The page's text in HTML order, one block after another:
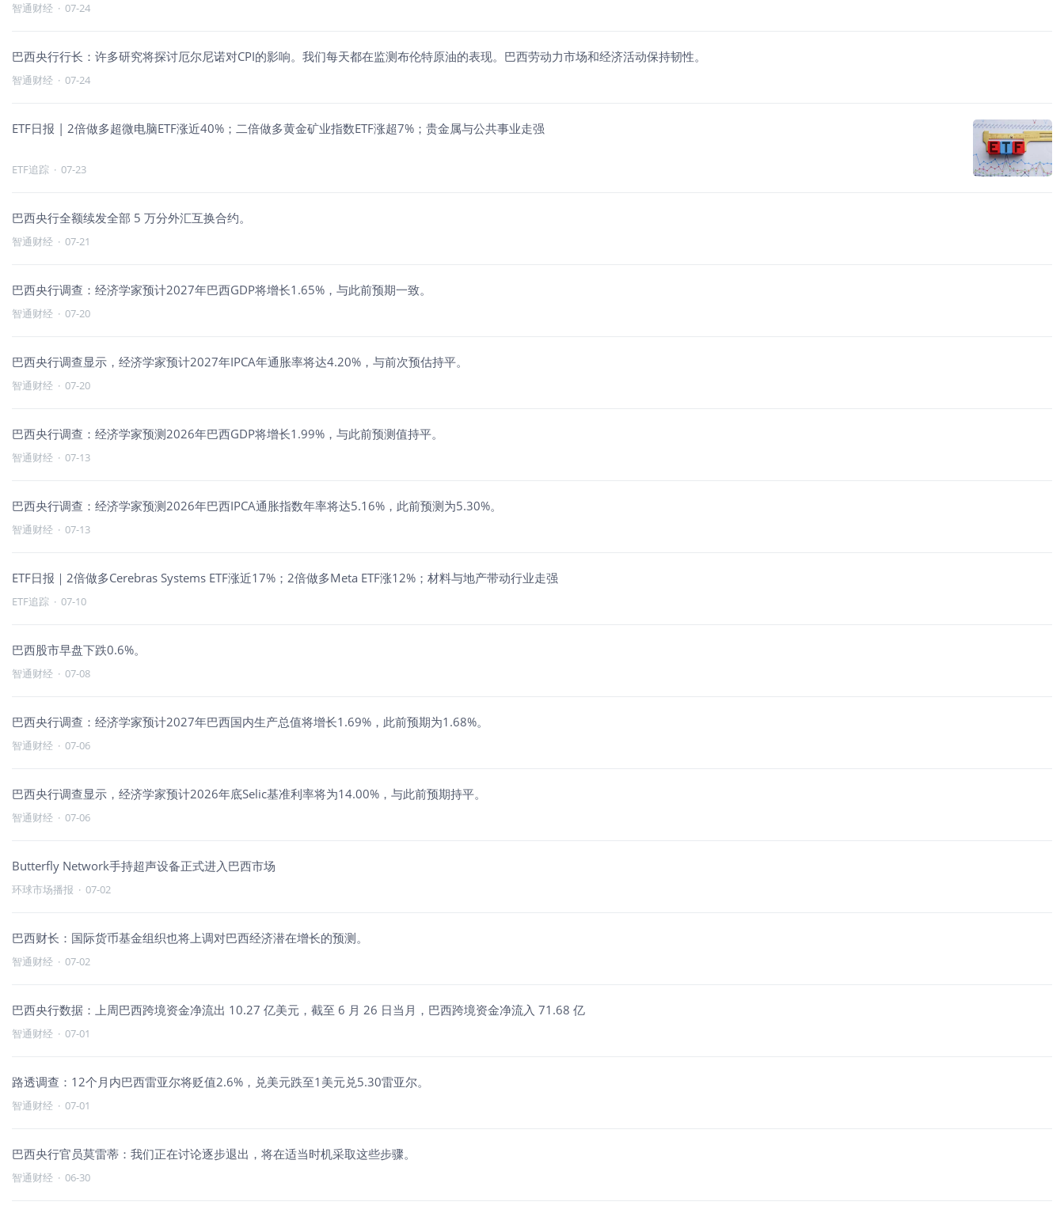
智通财经 · 07-24
巴西央行行长：许多研究将探讨厄尔尼诺对CPI的影响。我们每天都在监测布伦特原油的表现。巴西劳动力市场和经济活动保持韧性。
智通财经 · 07-24
ETF日报 | 2倍做多超微电脑ETF涨近40%；二倍做多黄金矿业指数ETF涨超7%；贵金属与公共事业走强
ETF追踪 · 07-23
巴西央行全额续发全部 5 万分外汇互换合约。
智通财经 · 07-21
巴西央行调查：经济学家预计2027年巴西GDP将增长1.65%，与此前预期一致。
智通财经 · 07-20
巴西央行调查显示，经济学家预计2027年IPCA年通胀率将达4.20%，与前次预估持平。
智通财经 · 07-20
巴西央行调查：经济学家预测2026年巴西GDP将增长1.99%，与此前预测值持平。
智通财经 · 07-13
巴西央行调查：经济学家预测2026年巴西IPCA通胀指数年率将达5.16%，此前预测为5.30%。
智通财经 · 07-13
ETF日报｜2倍做多Cerebras Systems ETF涨近17%；2倍做多Meta ETF涨12%；材料与地产带动行业走强
ETF追踪 · 07-10
巴西股市早盘下跌0.6%。
智通财经 · 07-08
巴西央行调查：经济学家预计2027年巴西国内生产总值将增长1.69%，此前预期为1.68%。
智通财经 · 07-06
巴西央行调查显示，经济学家预计2026年底Selic基准利率将为14.00%，与此前预期持平。
智通财经 · 07-06
Butterfly Network手持超声设备正式进入巴西市场
环球市场播报 · 07-02
巴西财长：国际货币基金组织也将上调对巴西经济潜在增长的预测。
智通财经 · 07-02
巴西央行数据：上周巴西跨境资金净流出 10.27 亿美元，截至 6 月 26 日当月，巴西跨境资金净流入 71.68 亿
智通财经 · 07-01
路透调查：12个月内巴西雷亚尔将贬值2.6%，兑美元跌至1美元兑5.30雷亚尔。
智通财经 · 07-01
巴西央行官员莫雷蒂：我们正在讨论逐步退出，将在适当时机采取这些步骤。
智通财经 · 06-30